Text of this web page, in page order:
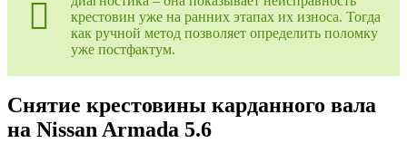
крестовин уже на ранних этапах их износа. Тогда
как ручной метод позволяет определить поломку
уже постфактум.
Снятие крестовины карданного вала
на Nissan Armada 5.6